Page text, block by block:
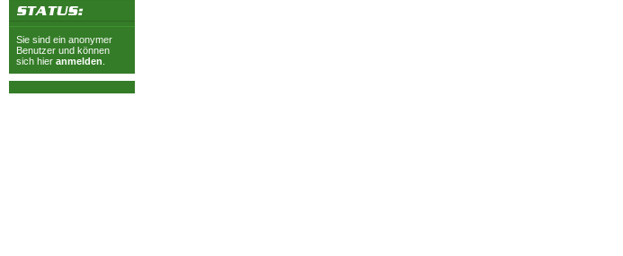
Sie sind ein anonymer
Benutzer und können
sich hier anmelden